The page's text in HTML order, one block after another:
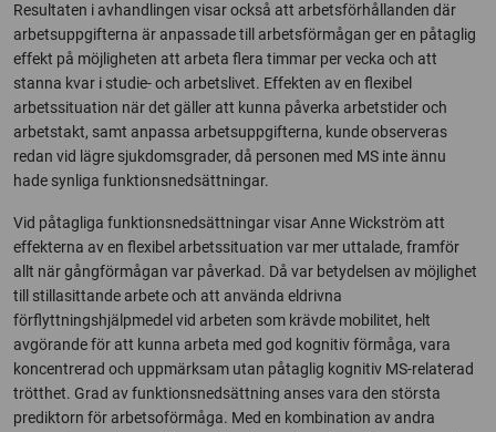
Resultaten i avhandlingen visar också att arbetsförhållanden där
arbetsuppgifterna är anpassade till arbetsförmågan ger en påtaglig
effekt på möjligheten att arbeta flera timmar per vecka och att
stanna kvar i studie- och arbetslivet. Effekten av en flexibel
arbetssituation när det gäller att kunna påverka arbetstider och
arbetstakt, samt anpassa arbetsuppgifterna, kunde observeras
redan vid lägre sjukdomsgrader, då personen med MS inte ännu
hade synliga funktionsnedsättningar.
Vid påtagliga funktionsnedsättningar visar Anne Wickström att
effekterna av en flexibel arbetssituation var mer uttalade, framför
allt när gångförmågan var påverkad. Då var betydelsen av möjlighet
till stillasittande arbete och att använda eldrivna
förflyttningshjälpmedel vid arbeten som krävde mobilitet, helt
avgörande för att kunna arbeta med god kognitiv förmåga, vara
koncentrerad och uppmärksam utan påtaglig kognitiv MS-relaterad
trötthet. Grad av funktionsnedsättning anses vara den största
prediktorn för arbetsoförmåga. Med en kombination av andra